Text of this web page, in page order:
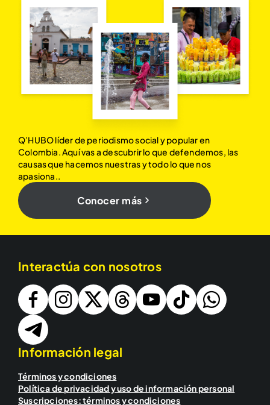
Q’HUBO líder de periodismo social y popular en
Colombia. Aquí vas a descubrir lo que defendemos, las
causas que hacemos nuestras y todo lo que nos
apasiona..
Conocer más
Interactúa con nosotros
Información legal
Términos y condiciones
Política de privacidad y uso de información personal
Suscripciones: términos y condiciones